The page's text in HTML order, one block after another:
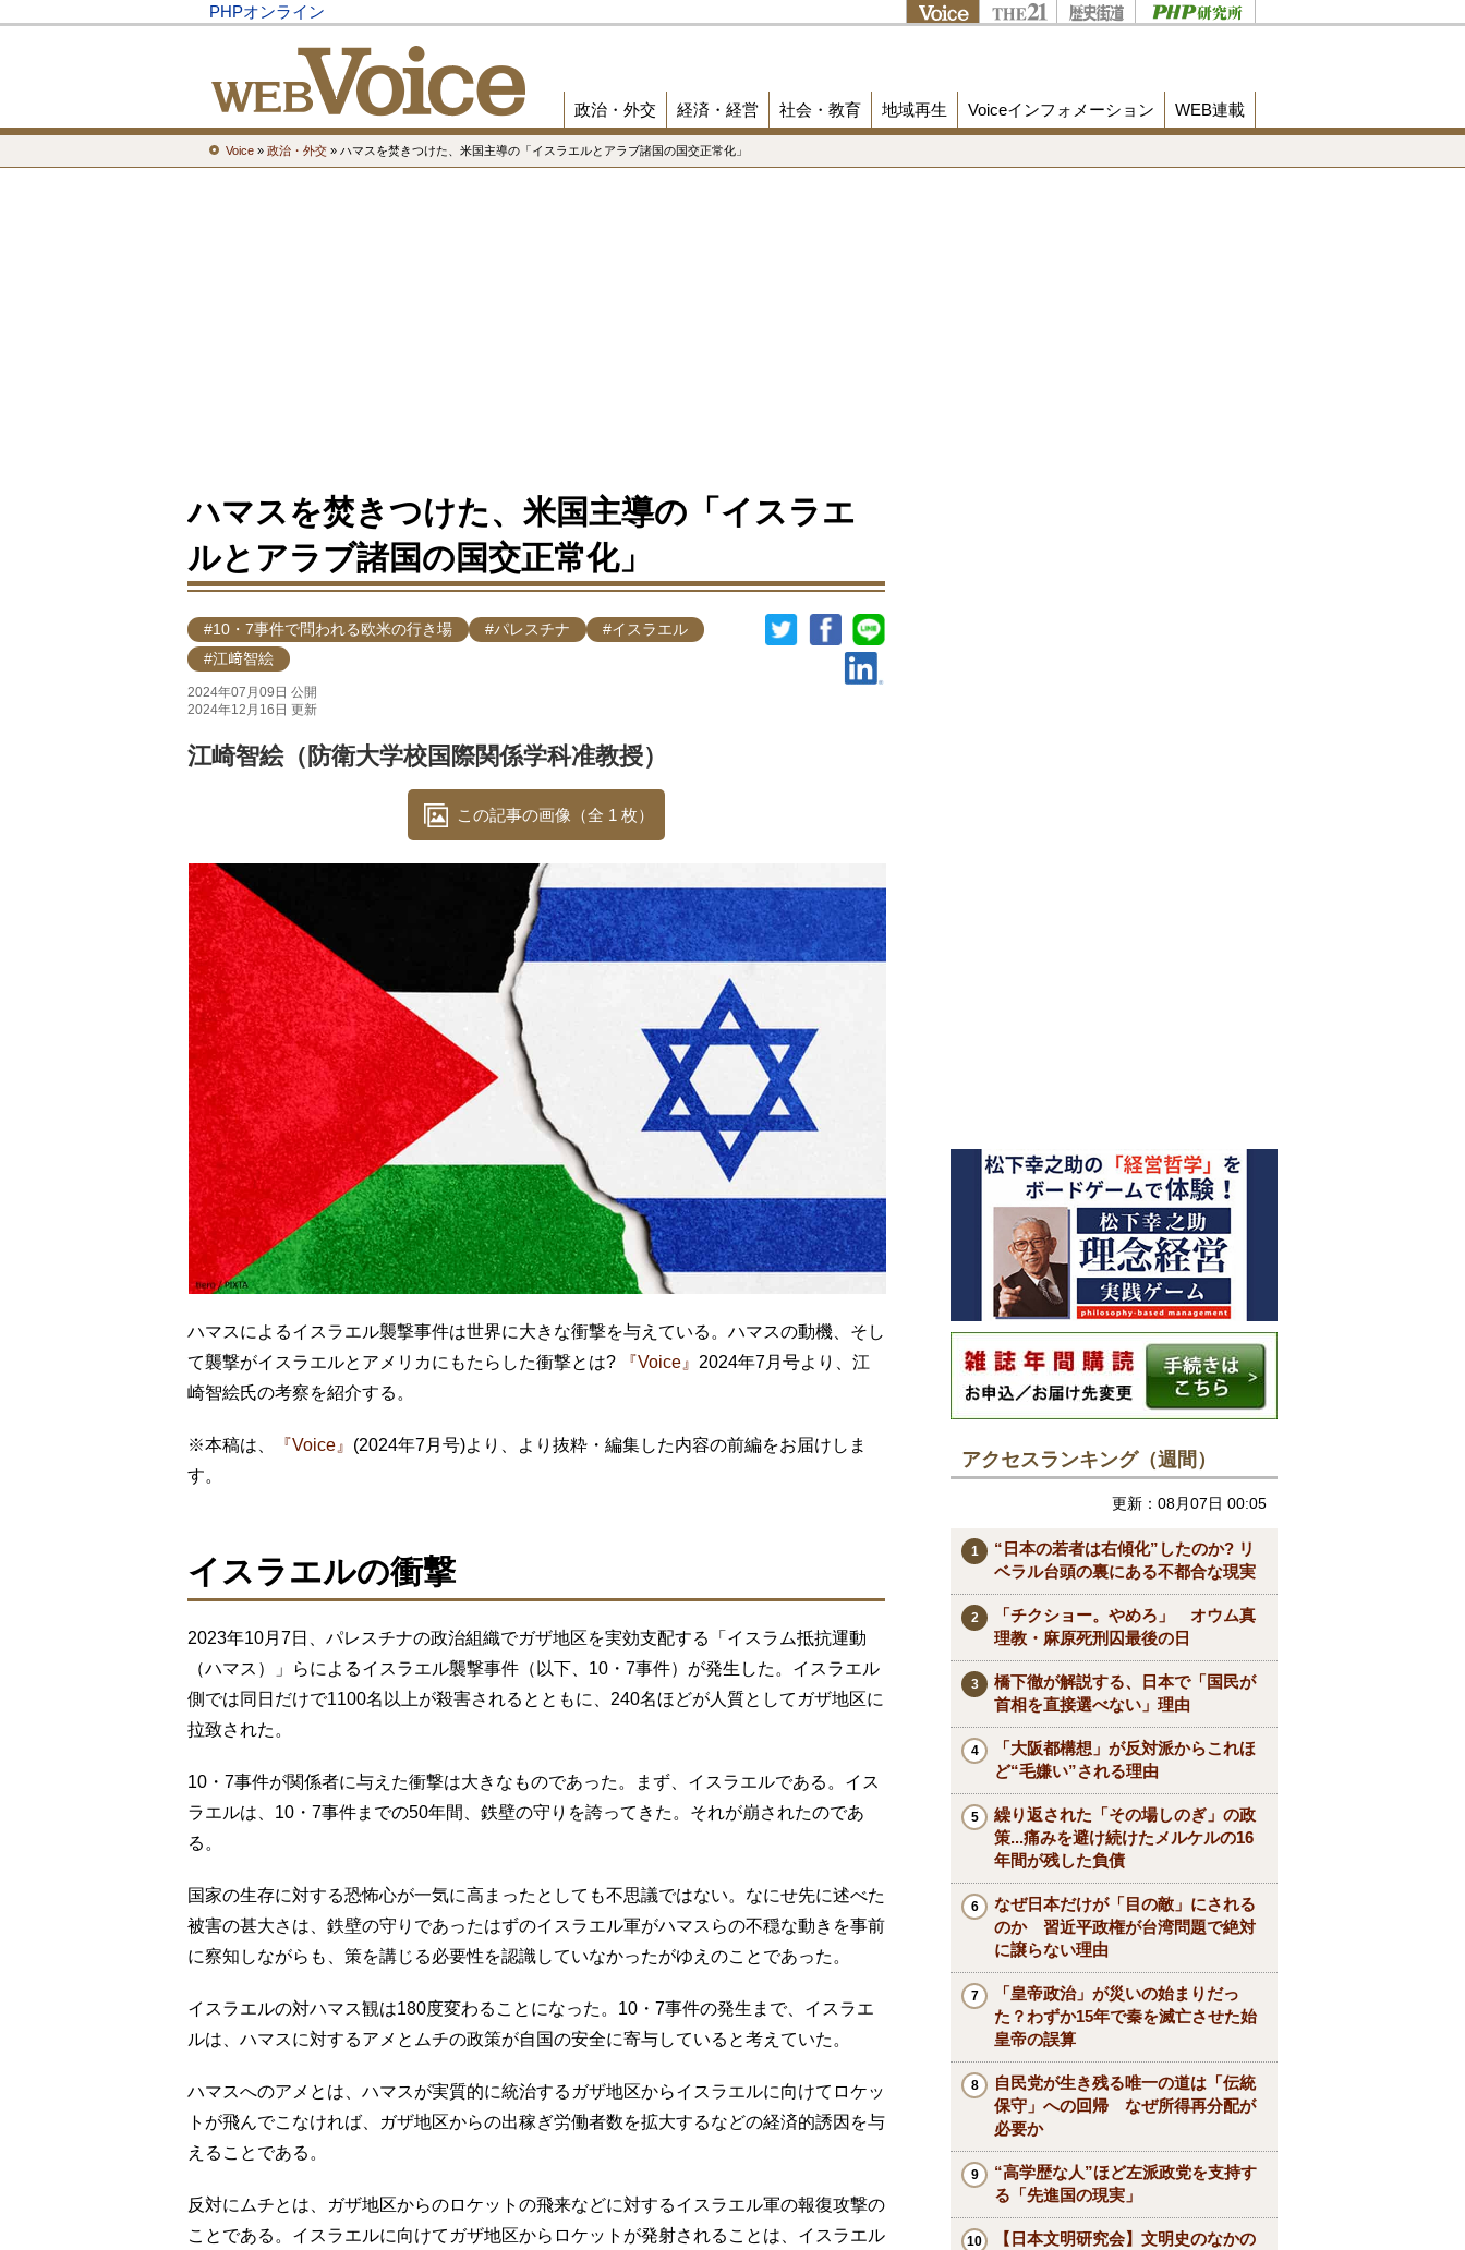
PHPオンライン
政治・外交 経済・経営 社会・教育 地域再生 Voiceインフォメーション WEB連載
Voice » 政治・外交 » ハマスを焚きつけた、米国主導の「イスラエルとアラブ諸国の国交正常化」
ハマスを焚きつけた、米国主導の「イスラエ
ルとアラブ諸国の国交正常化」
#10・7事件で問われる欧米の行き場 #パレスチナ
#イスラエル
#江﨑智絵
2024年07月09日 公開
2024年12月16日 更新
江崎智絵（防衛大学校国際関係学科准教授）
この記事の画像（全 1 枚）
ハマスによるイスラエル襲撃事件は世界に大きな衝撃を与えている。ハマスの動機、そし
て襲撃がイスラエルとアメリカにもたらした衝撃とは?
『Voice』 2024年7月号より、江
崎智絵氏の考察を紹介する。
※本稿は、 『Voice』 (2024年7月号)より、より抜粋・編集した内容の前編をお届けしま
す。
イスラエルの衝撃
2023年10月7日、パレスチナの政治組織でガザ地区を実効支配する「イスラム抵抗運動
（ハマス）」らによるイスラエル襲撃事件（以下、10・7事件）が発生した。イスラエル
側では同日だけで1100名以上が殺害されるとともに、240名ほどが人質としてガザ地区に
拉致された。
10・7事件が関係者に与えた衝撃は大きなものであった。まず、イスラエルである。イス
ラエルは、10・7事件までの50年間、鉄壁の守りを誇ってきた。それが崩されたのであ
る。
国家の生存に対する恐怖心が一気に高まったとしても不思議ではない。なにせ先に述べた
被害の甚大さは、鉄壁の守りであったはずのイスラエル軍がハマスらの不穏な動きを事前
に察知しながらも、策を講じる必要性を認識していなかったがゆえのことであった。
イスラエルの対ハマス観は180度変わることになった。10・7事件の発生まで、イスラエ
ルは、ハマスに対するアメとムチの政策が自国の安全に寄与していると考えていた。
ハマスへのアメとは、ハマスが実質的に統治するガザ地区からイスラエルに向けてロケッ
トが飛んでこなければ、ガザ地区からの出稼ぎ労働者数を拡大するなどの経済的誘因を与
えることである。
反対にムチとは、ガザ地区からのロケットの飛来などに対するイスラエル軍の報復攻撃の
ことである。イスラエルに向けてガザ地区からロケットが発射されることは、イスラエル
アクセスランキング（週間）
更新：08月07日 00:05
“日本の若者は右傾化”したのか? リ
ベラル台頭の裏にある不都合な現実
「チクショー。やめろ」 オウム真
理教・麻原死刑囚最後の日
橋下徹が解説する、日本で「国民が
首相を直接選べない」理由
「大阪都構想」が反対派からこれほ
ど“毛嫌い”される理由
繰り返された「その場しのぎ」の政
策...痛みを避け続けたメルケルの16
年間が残した負債
なぜ日本だけが「目の敵」にされる
のか 習近平政権が台湾問題で絶対
に譲らない理由
「皇帝政治」が災いの始まりだっ
た？わずか15年で秦を滅亡させた始
皇帝の誤算
自民党が生き残る唯一の道は「伝統
保守」への回帰 なぜ所得再分配が
必要か
“高学歴な人”ほど左派政党を支持す
る「先進国の現実」
【日本文明研究会】文明史のなかの